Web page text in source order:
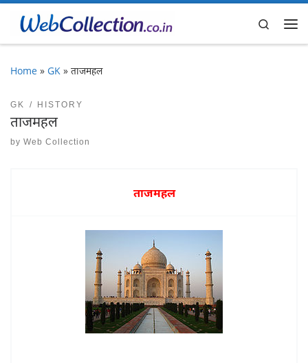
Skip to content
Search
Home » GK » ताजमहल
GK HISTORY
ताजमहल
by Web Collection
ताजमहल